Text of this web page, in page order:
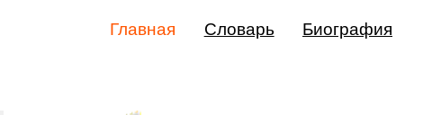
Главная Словарь Биография